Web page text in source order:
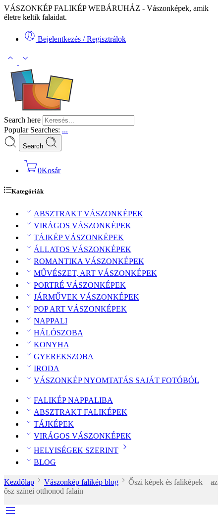
VÁSZONKÉP FALIKÉP WEBÁRUHÁZ - Vászonképek, amik
életre keltik falaidat.
Bejelentkezés / Regisztrálok
Search here
Popular Searches: ...
Search
0Kosár
Kategóriák
ABSZTRAKT VÁSZONKÉPEK
VIRÁGOS VÁSZONKÉPEK
TÁJKÉP VÁSZONKÉPEK
ÁLLATOS VÁSZONKÉPEK
ROMANTIKA VÁSZONKÉPEK
MŰVÉSZET, ART VÁSZONKÉPEK
PORTRÉ VÁSZONKÉPEK
JÁRMŰVEK VÁSZONKÉPEK
POP ART VÁSZONKÉPEK
NAPPALI
HÁLÓSZOBA
KONYHA
GYEREKSZOBA
IRODA
VÁSZONKÉP NYOMTATÁS SAJÁT FOTÓBÓL
FALIKÉP NAPPALIBA
ABSZTRAKT FALIKÉPEK
TÁJKÉPEK
VIRÁGOS VÁSZONKÉPEK
HELYISÉGEK SZERINT
BLOG
Kezdőlap Vászonkép falikép blog
Őszi képek és faliképek – az
ősz színei otthonod falain